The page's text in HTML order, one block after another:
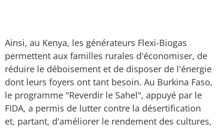
Ainsi, au Kenya, les générateurs Flexi-Biogas
permettent aux familles rurales d'économiser, de
réduire le déboisement et de disposer de l'énergie
dont leurs foyers ont tant besoin. Au Burkina Faso,
le programme "Reverdir le Sahel", appuyé par le
FIDA, a permis de lutter contre la désertification
et, partant, d'améliorer le rendement des cultures,